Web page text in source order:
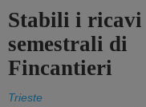
Stabili i ricavi
semestrali di
Fincantieri
Trieste